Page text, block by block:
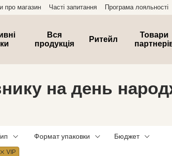
про магазин Часті запитання Програма лояльності
Вся
продукція
Ритейл
Товари
на день
VIP
Формат упаковки Бюджет